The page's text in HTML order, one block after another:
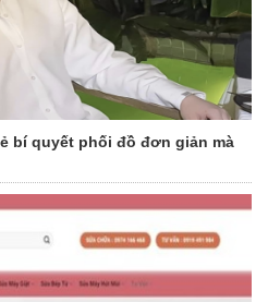
bí quyết phối đồ đơn giản mà